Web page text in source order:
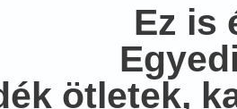
Ez is
ötletek,